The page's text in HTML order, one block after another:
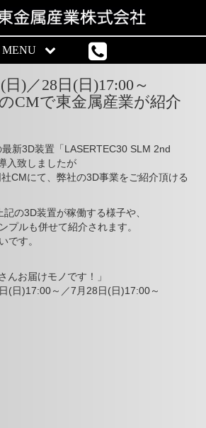
日)／28日(日)17:00～
CMで東金属産業が紹介
新3D装置「LASERTEC30 SLM 2nd
入致しましたが
CMにて、弊社の3D事業をご紹介頂ける
の3D装置が稼働する様子や、
プルも併せて紹介されます。
です。
んお届けモノです！」
(日)17:00～／7月28日(日)17:00～